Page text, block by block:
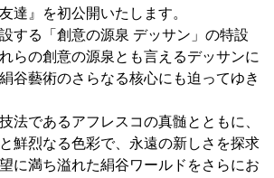
達』を初公開いたします。
する「創意の源泉 デッサン」の特設
らの創意の源泉とも言えるデッサンに
谷藝術のさらなる核心にも迫ってゆき
法であるアフレスコの真髄とともに、
鮮烈なる色彩で、永遠の新しさを探求
に満ち溢れた絹谷ワールドをさらにお